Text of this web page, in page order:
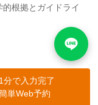
根拠とガイドライ
1分で入力完了
単Web予約